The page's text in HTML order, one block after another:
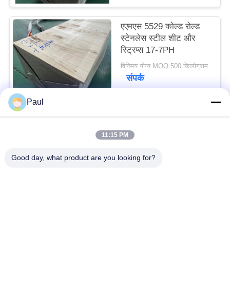
एएमएस 5529 कोल्ड रोल्ड
स्टेनलेस स्टील शीट और
स्ट्रिप्स 17-7PH
विनिमय योग्य MOQ:500 किलोग्राम
संपर्क
लोकप्रिय श्रेणियां
मार्टेंसिटिक स्टेनलेस स्टील
वर्षा स्टेनलेस स्टील
Paul
11:15 PM
Good day, what product are you looking for?